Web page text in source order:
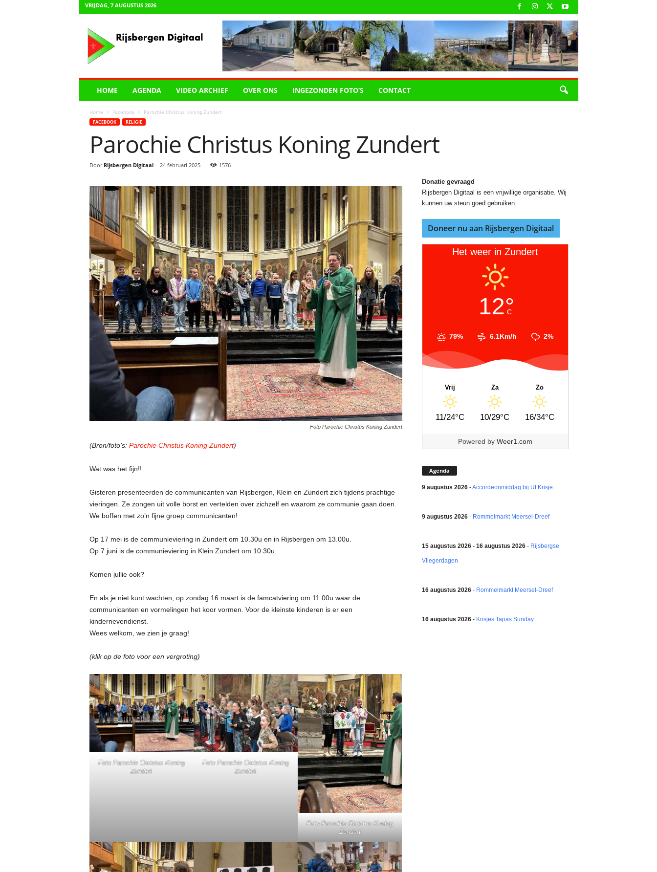
VRIJDAG, 7 AUGUSTUS 2026
HOME AGENDA VIDEO ARCHIEF OVER ONS INGEZONDEN FOTO’S CONTACT
Home Facebook Parochie Christus Koning Zundert
FACEBOOK RELIGIE
Parochie Christus Koning Zundert
Door Rijsbergen Digitaal- 24 februari 2025 1576
Foto Parochie Christus Koning Zundert
(Bron/foto’s:Parochie Christus Koning Zundert)
Wat was het fijn!!
Gisteren presenteerden de communicanten van Rijsbergen, Klein en Zundert zich tijdens prachtige
vieringen. Ze zongen uit volle borst en vertelden over zichzelf en waarom ze communie gaan doen.
We boffen met zo’n fijne groep communicanten!
Op 17 mei is de communieviering in Zundert om 10.30u en in Rijsbergen om 13.00u.
Op 7 juni is de communieviering in Klein Zundert om 10.30u.
Komen jullie ook?
En als je niet kunt wachten, op zondag 16 maart is de famcatviering om 11.00u waar de
communicanten en vormelingen het koor vormen. Voor de kleinste kinderen is er een
kindernevendienst.
Wees welkom, we zien je graag!
(klik op de foto voor een vergroting)
Foto Parochie Christus Koning
Zundert
Foto Parochie Christus Koning
Zundert
Foto Parochie Christus Koning
Zundert
Donatie gevraagd
Rijsbergen Digitaal is een vrijwillige organisatie. Wij
kunnen uw steun goed gebruiken.
Doneer nu aan Rijsbergen Digitaal
Het weer in Zundert
12°
C
79% 6.1Km/h 2%
Vrij
11/24°C
Za
10/29°C
Zo
16/34°C
Powered by Weer1.com
Agenda
9 augustus 2026-Accordeonmiddag bij Ut Krisje
9 augustus 2026- Rommelmarkt Meersel-Dreef
15 augustus 2026 - 16 augustus 2026- Rijsbergse
Vliegerdagen
16 augustus 2026- Rommelmarkt Meersel-Dreef
16 augustus 2026- Krisjes Tapas Sunday